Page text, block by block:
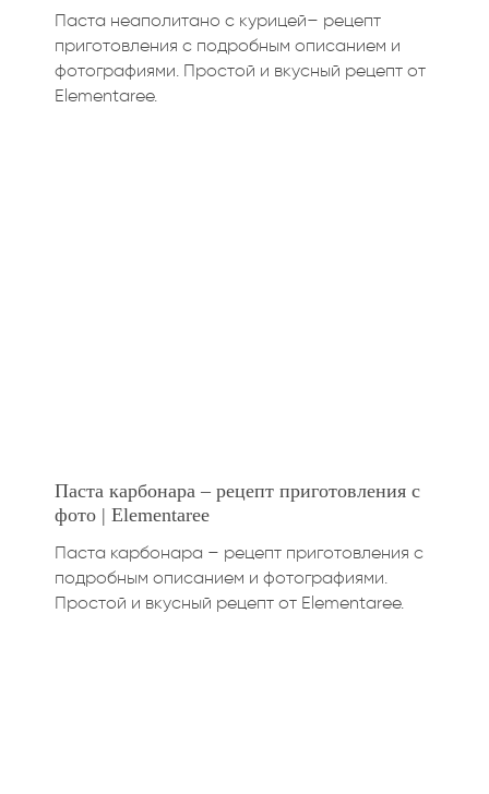
Паста неаполитано с курицей– рецепт
приготовления с подробным описанием и
фотографиями. Простой и вкусный рецепт от
Elementaree.
Паста карбонара – рецепт приготовления с
фото | Elementaree
Паста карбонара – рецепт приготовления с
подробным описанием и фотографиями.
Простой и вкусный рецепт от Elementaree.